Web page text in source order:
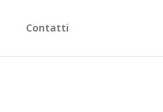
Contatti